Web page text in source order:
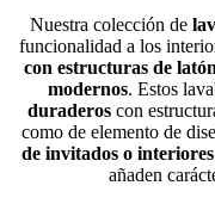
Nuestra colección de
funcionalidad a los
con estructuras de
modernos. Estos
duraderoscon
como de elemento de
de invitados o
añaden